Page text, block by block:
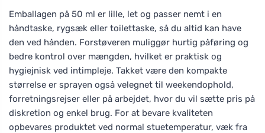
Emballagen på 50 ml er lille, let og passer nemt i en
håndtaske, rygsæk eller toilettaske, så du altid kan have
den ved hånden. Forstøveren muliggør hurtig påføring og
bedre kontrol over mængden, hvilket er praktisk og
hygiejnisk ved intimpleje. Takket være den kompakte
størrelse er sprayen også velegnet til weekendophold,
forretningsrejser eller på arbejdet, hvor du vil sætte pris på
diskretion og enkel brug. For at bevare kvaliteten
opbevares produktet ved normal stuetemperatur, væk fra